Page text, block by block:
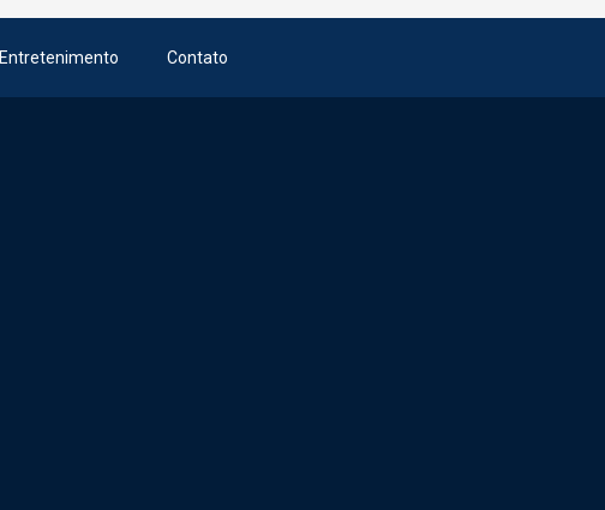
Entretenimento Contato